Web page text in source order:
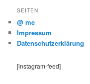
SEITEN
@ me
Impressum
Datenschutzerklärung
[instagram-feed]